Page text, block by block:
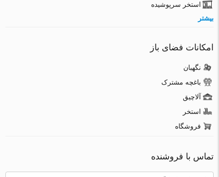
استخر سرپوشیده
بیشتر
امکانات فضای باز
نگهبان
باغچه مشترک
آلاچیق
استخر
فروشگاه
تماس با فروشنده